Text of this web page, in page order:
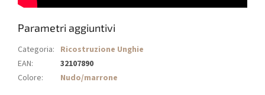
Parametri aggiuntivi
Categoria: Ricostruzione Unghie
EAN:
32107890
Colore: Nudo/marrone